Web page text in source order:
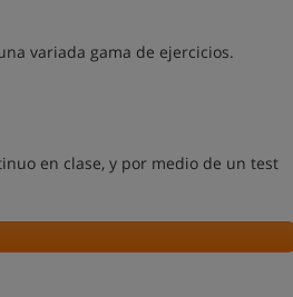
variada gama de ejercicios.
en clase, y por medio de un test